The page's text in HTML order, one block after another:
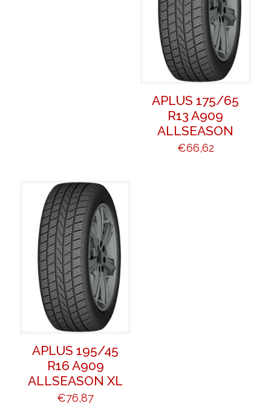
APLUS 175/65
R13 A909
ALLSEASON
€66,62
APLUS 195/45
R16 A909
ALLSEASON XL
€76,87